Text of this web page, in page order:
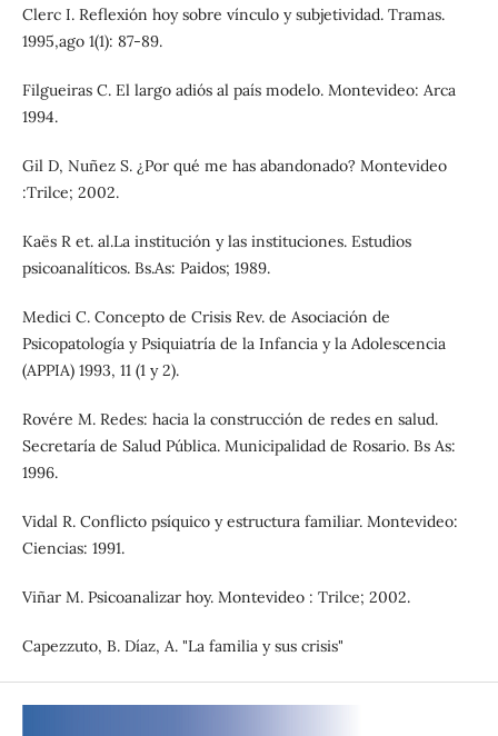
Clerc I. Reflexión hoy sobre vínculo y subjetividad. Tramas.
1995,ago 1(1): 87-89.
Filgueiras C. El largo adiós al país modelo. Montevideo: Arca
1994.
Gil D, Nuñez S. ¿Por qué me has abandonado? Montevideo
:Trilce; 2002.
Kaës R et. al.La institución y las instituciones. Estudios
psicoanalíticos. Bs.As: Paidos; 1989.
Medici C. Concepto de Crisis Rev. de Asociación de
Psicopatología y Psiquiatría de la Infancia y la Adolescencia
(APPIA) 1993, 11 (1 y 2).
Rovére M. Redes: hacia la construcción de redes en salud.
Secretaría de Salud Pública. Municipalidad de Rosario. Bs As:
1996.
Vidal R. Conflicto psíquico y estructura familiar. Montevideo:
Ciencias: 1991.
Viñar M. Psicoanalizar hoy. Montevideo : Trilce; 2002.
Capezzuto, B. Díaz, A. "La familia y sus crisis"